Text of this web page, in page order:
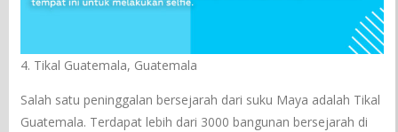
4. Tikal Guatemala, Guatemala
Salah satu peninggalan bersejarah dari suku Maya adalah Tikal
Guatemala. Terdapat lebih dari 3000 bangunan bersejarah di